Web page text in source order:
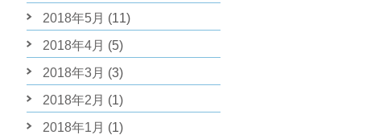
2018年5月 (11)
2018年4月 (5)
2018年3月 (3)
2018年2月 (1)
2018年1月 (1)